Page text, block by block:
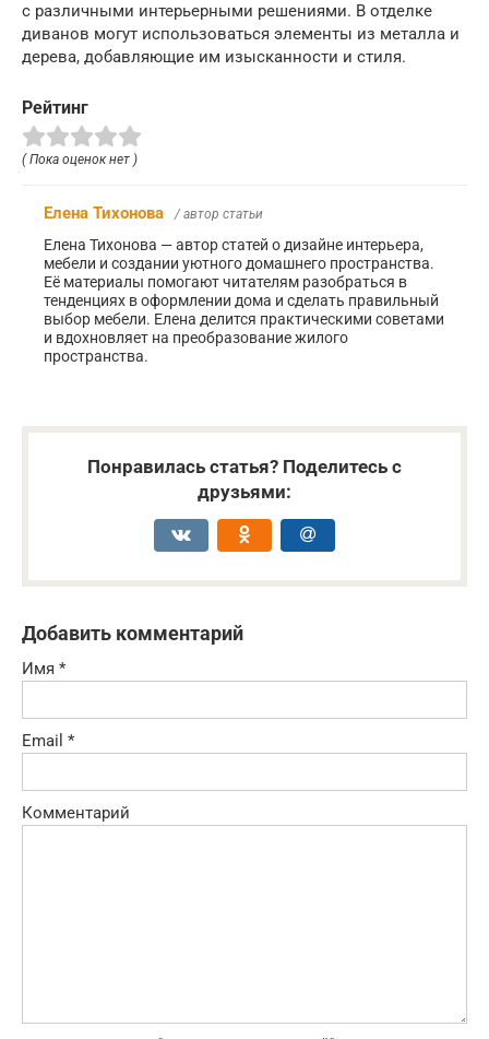
с различными интерьерными решениями. В отделке
диванов могут использоваться элементы из металла и
дерева, добавляющие им изысканности и стиля.
Рейтинг
( Пока оценок нет )
Елена Тихонова / автор статьи
Елена Тихонова — автор статей о дизайне интерьера,
мебели и создании уютного домашнего пространства.
Её материалы помогают читателям разобраться в
тенденциях в оформлении дома и сделать правильный
выбор мебели. Елена делится практическими советами
и вдохновляет на преобразование жилого
пространства.
Понравилась статья? Поделитесь с
друзьями:
Добавить комментарий
Имя *
Email *
Комментарий